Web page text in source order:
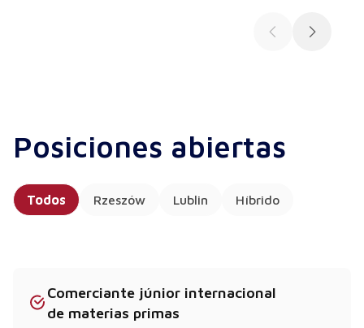
Posiciones abiertas
Todos Rzeszów Lublin Híbrido
Comerciante júnior internacional
de materias primas